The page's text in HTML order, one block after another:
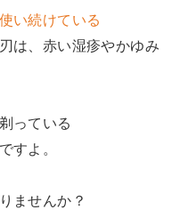
い続けている
は、赤い湿疹やかゆみ
っている
すよ。
ませんか？